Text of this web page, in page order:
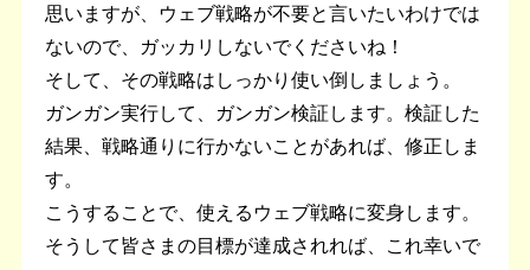
思いますが、ウェブ戦略が不要と言いたいわけでは
ないので、ガッカリしないでくださいね！
そして、その戦略はしっかり使い倒しましょう。
ガンガン実行して、ガンガン検証します。検証した
結果、戦略通りに行かないことがあれば、修正しま
す。
こうすることで、使えるウェブ戦略に変身します。
そうして皆さまの目標が達成されれば、これ幸いで